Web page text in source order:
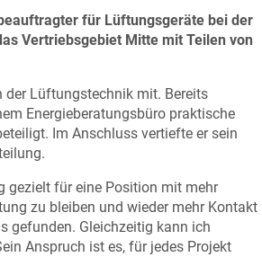
für Lüftungsgeräte bei der
Vertriebsgebiet Mitte mit Teilen von
der Lüftungstechnik mit. Bereits
Energieberatungsbüro praktische
Im Anschluss vertiefte er sein
gezielt für eine Position mit mehr
zu bleiben und wieder mehr Kontakt
gefunden. Gleichzeitig kann ich
Anspruch ist es, für jedes Projekt